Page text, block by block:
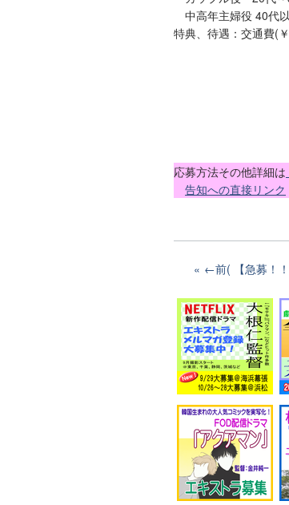
中高年主婦役 40代
特典、待遇：交通費(
応募方法その他詳細は
告知への直接リンク
←前( 【急募！